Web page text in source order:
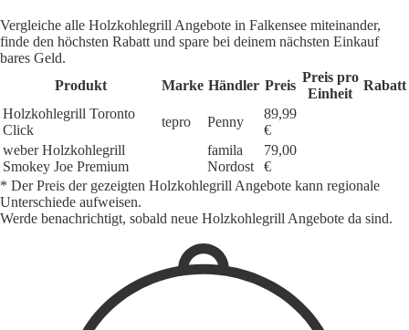
Vergleiche alle Holzkohlegrill Angebote in Falkensee miteinander,
finde den höchsten Rabatt und spare bei deinem nächsten Einkauf
bares Geld.
Produkt
Marke Händler Preis
Preis pro
Einheit
Rabatt
Holzkohlegrill Toronto
Click
tepro Penny
89,99
€
weber Holzkohlegrill
Smokey Joe Premium
famila
Nordost
79,00
€
* Der Preis der gezeigten Holzkohlegrill Angebote kann regionale
Unterschiede aufweisen.
Werde benachrichtigt, sobald neue Holzkohlegrill Angebote da sind.